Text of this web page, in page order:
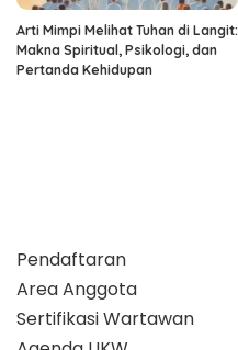
Arti Mimpi Melihat Tuhan di Langit:
Makna Spiritual, Psikologi, dan
Pertanda Kehidupan
Pendaftaran
Area Anggota
Sertifikasi Wartawan